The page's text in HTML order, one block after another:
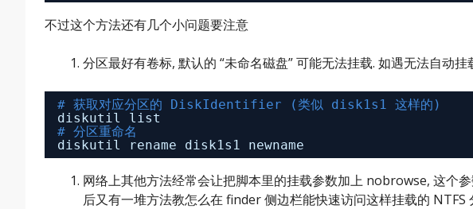
不过这个方法还有几个小问题要注意
分区最好有卷标, 默认的 “未命名磁盘” 可能无法挂载. 如遇无法自动
# 获取对应分区的 DiskIdentifier (类似 disk1s1 这样的)
diskutil list
# 分区重命名
diskutil rename disk1s1 newname
网络上其他方法经常会让把脚本里的挂载参数加上 nobrowse, 这个
后又有一堆方法教怎么在 finder 侧边栏能快速访问这样挂载的